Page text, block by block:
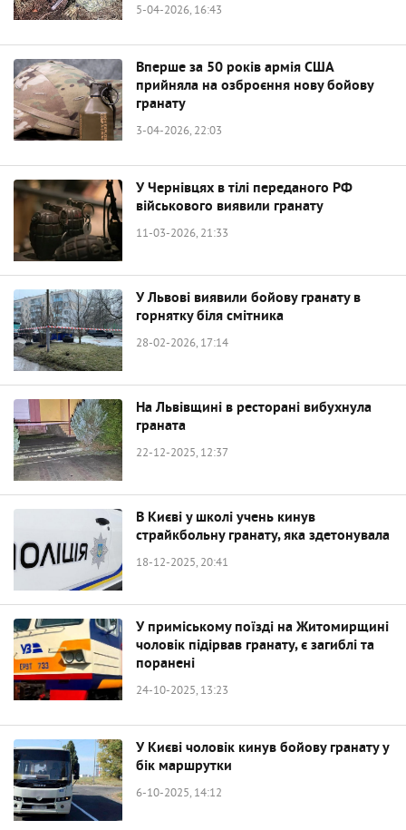
5-04-2026, 16:43
Вперше за 50 років армія США
прийняла на озброєння нову бойову
гранату
3-04-2026, 22:03
У Чернівцях в тілі переданого РФ
військового виявили гранату
11-03-2026, 21:33
У Львові виявили бойову гранату в
горнятку біля смітника
28-02-2026, 17:14
На Львівщині в ресторані вибухнула
граната
22-12-2025, 12:37
В Києві у школі учень кинув
страйкбольну гранату, яка здетонувала
18-12-2025, 20:41
У приміському поїзді на Житомирщині
чоловік підірвав гранату, є загиблі та
поранені
24-10-2025, 13:23
У Києві чоловік кинув бойову гранату у
бік маршрутки
6-10-2025, 14:12